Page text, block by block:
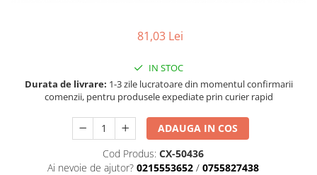
Recipiente si pulverizatoare
Genti si accesorii
■ Accesorii filtre
■ Filtre ulei
81,03 Lei
IN STOC
Durata de livrare: 1-3 zile lucratoare din momentul confirmarii
comenzii, pentru produsele expediate prin curier rapid
ADAUGA IN COS
Cod Produs: CX-50436
Ai nevoie de ajutor? 0215553652 / 0755827438